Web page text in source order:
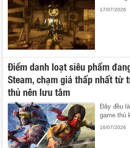
17/07/2026
Điểm danh loạt siêu phẩm
Steam, chạm giá thấp nhất từ
thủ nên lưu tâm
Đây đều
game thủ
16/07/2026